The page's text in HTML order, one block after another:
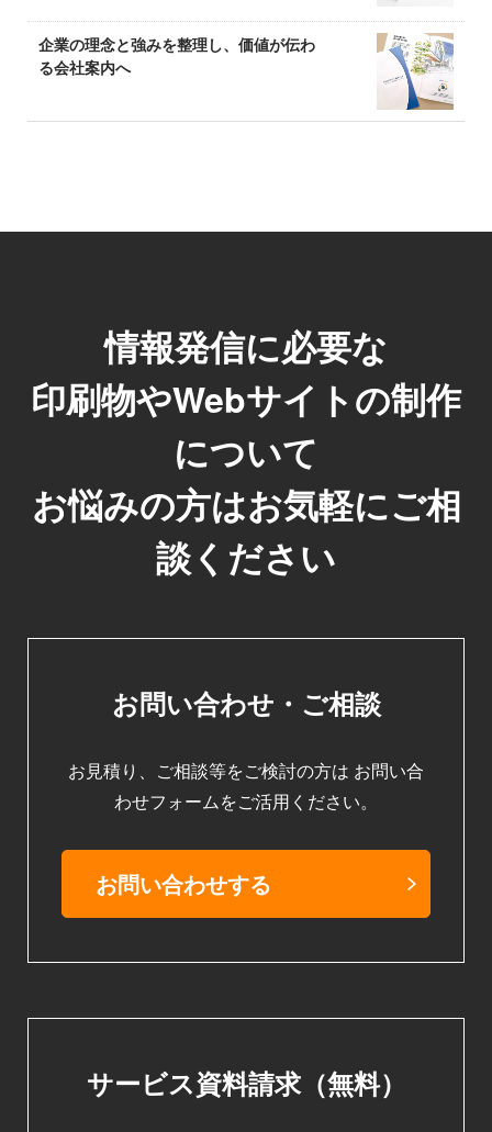
企業の理念と強みを整理し、価値が伝わ
る会社案内へ
情報発信に必要な
印刷物やWebサイトの制作
について
お悩みの方はお気軽にご相
談ください
お問い合わせ・ご相談
お見積り、ご相談等をご検討の方は お問い合
わせフォームをご活用ください。
お問い合わせする
サービス資料請求（無料）